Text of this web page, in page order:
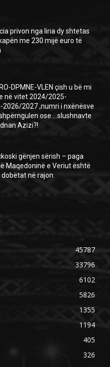
privon nga liria dy shtetas
me 230 mijë euro të
DPMNE-VLEN çish u bë mi
në vitet 2024/2025-
2027 ,numri i nxënësve
ose …slushnavte
Azizi?!
gënjen sërish – paga
Maqedoninë e Veriut është
në rajon.
45787
33796
6102
5826
1355
1194
405
326